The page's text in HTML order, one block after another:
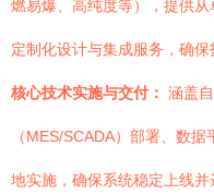
燃易爆、高纯度等），提供
定制化设计与集成服务，确保
核心技术实施与交付： 涵盖
（MES/SCADA）部署、数
地实施，确保系统稳定上线并